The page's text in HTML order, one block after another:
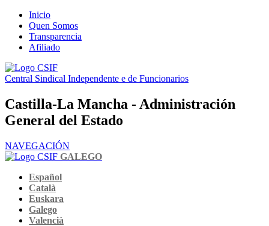
Inicio
Quen Somos
Transparencia
Afiliado
Central Sindical Independente e de Funcionarios
Castilla-La Mancha - Administración
General del Estado
NAVEGACIÓN
GALEGO
Español
Català
Euskara
Galego
Valencià